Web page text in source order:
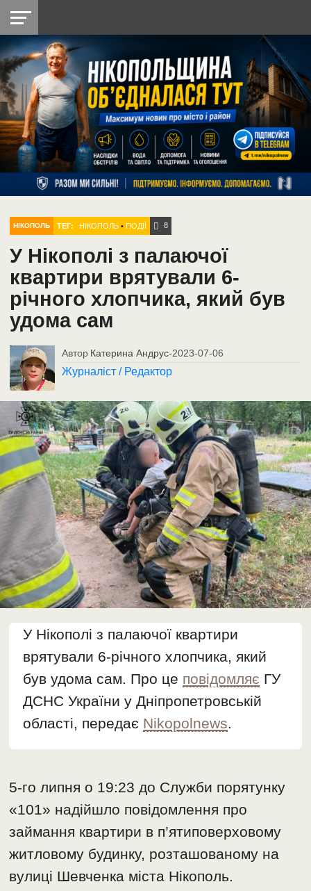
НІКОПОЛЬ
РАЙОН
СІЧЕСЛАВСЬКА
УКРАЇНА
РЕТРО
НІКОПОЛЬ
ЛАЙТ
УКРАЇНА
ДОПОМОГА
РАДІО
НІКОПОЛЬ ТЕГ: НІКОПОЛЬ •ПОДІЇ 8
У Нікополі з палаючої
квартири врятували 6-
річного хлопчика, який був
удома сам
Автор Катерина Андрус-2023-07-06
Журналіст / Редактор
У Нікополі з палаючої квартири
врятували 6-річного хлопчика, який
був удома сам. Про це повідомляє ГУ
ДСНС України у Дніпропетровській
області, передає Nikopolnews.
5-го липня о 19:23 до Служби порятунку
«101» надійшло повідомлення про
займання квартири в п’ятиповерховому
житловому будинку, розташованому на
вулиці Шевченка міста Нікополь.